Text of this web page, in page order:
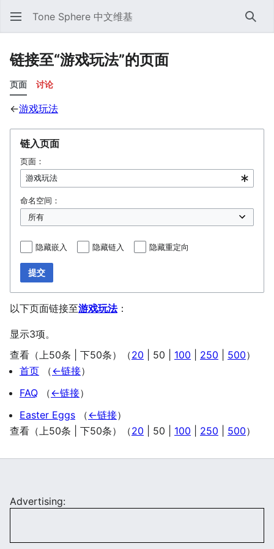
Tone Sphere 中文维基 搜索
链接至“游戏玩法”的页面
页面 讨论
←游戏玩法
链入页面
页面：
命名空间：
隐藏嵌入 隐藏链入 隐藏重定向
提交
以下页面链接至游戏玩法：
显示3项。
查看（上50条 下50条）（20 50 100 250 500）
首页
（←链接）
FAQ
（←链接）
Easter Eggs
（←链接）
查看（上50条 下50条）（20 50 100 250 500）
Advertising: